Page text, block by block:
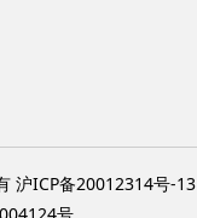
沪ICP备20012314号-13